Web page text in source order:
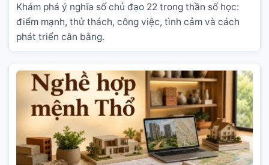
Khám phá ý nghĩa số chủ đạo 22 trong thần số học:
điểm mạnh, thử thách, công việc, tình cảm và cách
phát triển cân bằng.